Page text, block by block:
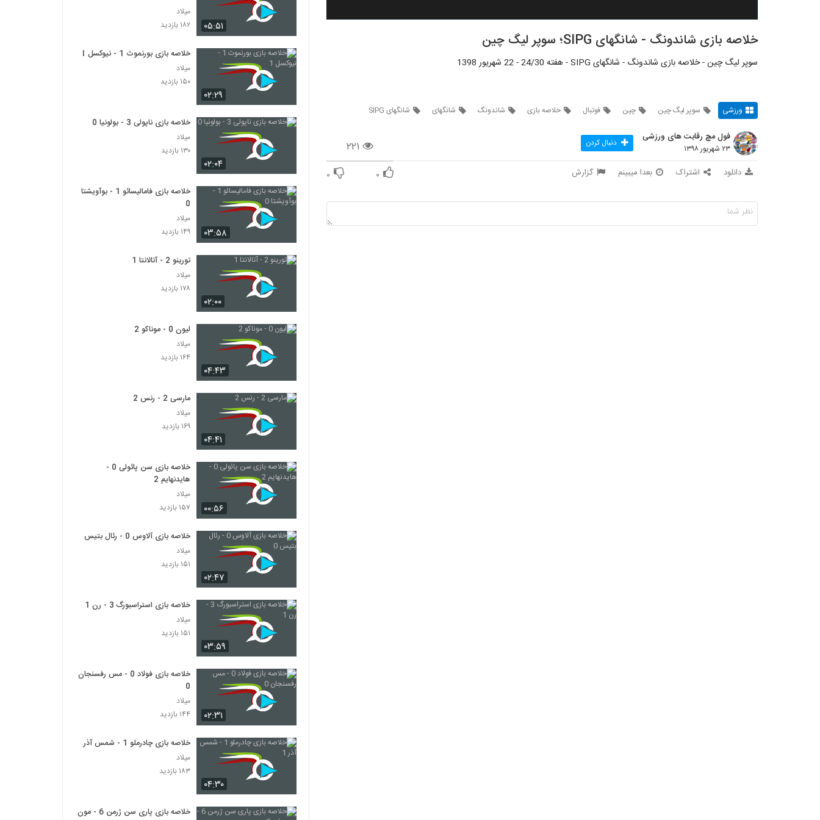
خلاصه بازی شاندونگ - شانگهای SIPG؛ سوپر لیگ چین
سوپر لیگ چین - خلاصه بازی شاندونگ - شانگهای SIPG - هفته 24/30 - 22 شهریور 1398
ورزشی سوپر لیگ چین چین فوتبال خلاصه بازی شاندونگ شانگهای شانگهای SIPG
۲۲۱
فول مچ رقابت های ورزشی
۲۳ شهریور ۱۳۹۸ دنبال کردن
دانلود اشتراک بعدا میبینم گزارش ۰ ۰
۰۵:۵۱
میلاد
۱۸۲ بازدید
۰۲:۲۹
خلاصه بازی بورنموث 1 - نیوکسل 1
میلاد
۱۵۰ بازدید
۰۲:۰۴
خلاصه بازی ناپولی 3 - بولونیا 0
میلاد
۱۳۰ بازدید
۰۳:۵۸
خلاصه بازی فامالیسائو 1 - بوآویشتا
0
میلاد
۱۴۹ بازدید
۰۲:۰۰
تورینو 2 - آتالانتا 1
میلاد
۱۷۸ بازدید
۰۴:۴۳
لیون 0 - موناکو 2
میلاد
۱۶۴ بازدید
۰۴:۴۱
مارسی 2 - رنس 2
میلاد
۱۶۹ بازدید
۰۰:۵۶
خلاصه بازی سن پائولی 0 -
هایدنهایم 2
میلاد
۱۵۷ بازدید
۰۲:۴۷
خلاصه بازی آلاوس 0 - رئال بتیس 0
میلاد
۱۵۱ بازدید
۰۳:۵۹
خلاصه بازی استراسبورگ 3 - رن 1
میلاد
۱۵۱ بازدید
۰۲:۳۱
خلاصه بازی فولاد 0 - مس رفسنجان
0
میلاد
۱۴۴ بازدید
۰۴:۳۰
خلاصه بازی چادرملو 1 - شمس آذر 1
میلاد
۱۸۳ بازدید
خلاصه بازی پاری سن ژرمن 6 - مون